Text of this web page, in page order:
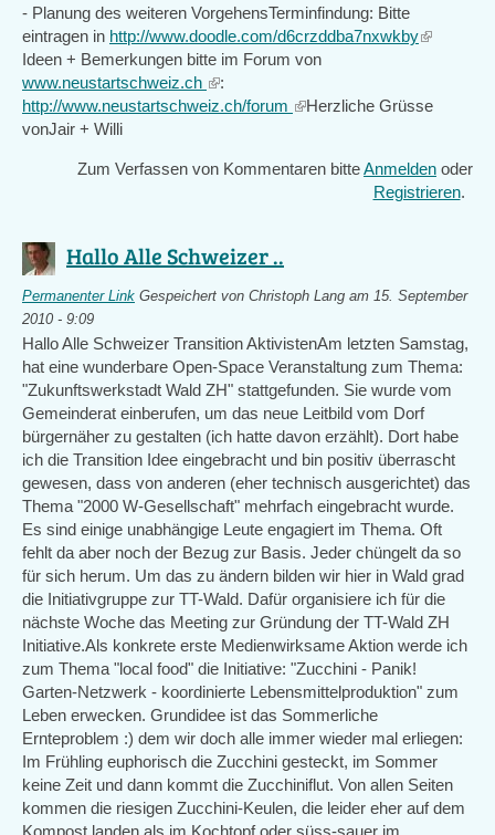
- Planung des weiteren VorgehensTerminfindung: Bitte
eintragen in http://www.doodle.com/d6crzddba7nxwkby(link
Ideen + Bemerkungen bitte im Forum von
www.neustartschweiz.ch (link
is
:
http://www.neustartschweiz.ch/forum (linkHerzliche Grüsse
vonJair + Willi
Zum Verfassen von Kommentaren bitteAnmelden oder
Registrieren.
Hallo Alle Schweizer ..
Permanenter Link Gespeichert von Christoph Lang am 15. September
2010 - 9:09
Hallo Alle Schweizer Transition AktivistenAm letzten Samstag,
hat eine wunderbare Open-Space Veranstaltung zum Thema:
"Zukunftswerkstadt Wald ZH" stattgefunden. Sie wurde vom
Gemeinderat einberufen, um das neue Leitbild vom Dorf
bürgernäher zu gestalten (ich hatte davon erzählt). Dort habe
ich die Transition Idee eingebracht und bin positiv überrascht
gewesen, dass von anderen (eher technisch ausgerichtet) das
Thema "2000 W-Gesellschaft" mehrfach eingebracht wurde.
Es sind einige unabhängige Leute engagiert im Thema. Oft
fehlt da aber noch der Bezug zur Basis. Jeder chüngelt da so
für sich herum. Um das zu ändern bilden wir hier in Wald grad
die Initiativgruppe zur TT-Wald. Dafür organisiere ich für die
nächste Woche das Meeting zur Gründung der TT-Wald ZH
Initiative.Als konkrete erste Medienwirksame Aktion werde ich
zum Thema "local food" die Initiative: "Zucchini - Panik!
Garten-Netzwerk - koordinierte Lebensmittelproduktion" zum
Leben erwecken. Grundidee ist das Sommerliche
Ernteproblem :) dem wir doch alle immer wieder mal erliegen:
Im Frühling euphorisch die Zucchini gesteckt, im Sommer
keine Zeit und dann kommt die Zucchiniflut. Von allen Seiten
kommen die riesigen Zucchini-Keulen, die leider eher auf dem
Kompost landen als im Kochtopf oder süss-sauer im